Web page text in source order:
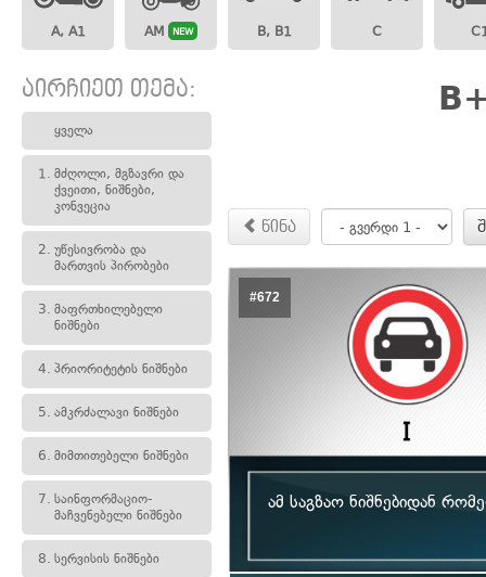
A, A1 AM NEW B, B1 C
აირჩიეთ თემა:
ყველა
1. მძღოლი, მგზავრი და
ქვეითი, ნიშნები,
კონვეცია
2. უწესივრობა და
მართვის პირობები
3. მაფრთხილებელი
ნიშნები
4. პრიორიტეტის ნიშნები
5. ამკრძალავი ნიშნები
6. მიმთითებელი ნიშნები
7. საინფორმაციო-
მაჩვენებელი ნიშნები
8. სერვისის ნიშნები
წინა
#672
ამ საგზაო ნიშნებიდან